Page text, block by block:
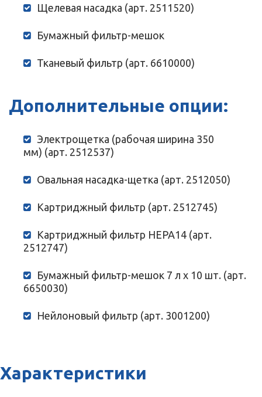
Щелевая насадка (арт. 2511520)
Бумажный фильтр-мешок
Тканевый фильтр (арт. 6610000)
Дополнительные опции:
Электрощетка (рабочая ширина 350
мм) (арт. 2512537)
Овальная насадка-щетка (арт. 2512050)
Картриджный фильтр (арт. 2512745)
Картриджный фильтр HEPA14 (арт.
2512747)
Бумажный фильтр-мешок 7 л х 10 шт. (арт.
6650030)
Нейлоновый фильтр (арт. 3001200)
Характеристики